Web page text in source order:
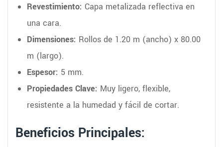
Revestimiento: Capa metalizada reflectiva en
una cara.
Dimensiones: Rollos de 1.20 m (ancho) x 80.00
m (largo).
Espesor: 5 mm.
Propiedades Clave: Muy ligero, flexible,
resistente a la humedad y fácil de cortar.
Beneficios Principales: